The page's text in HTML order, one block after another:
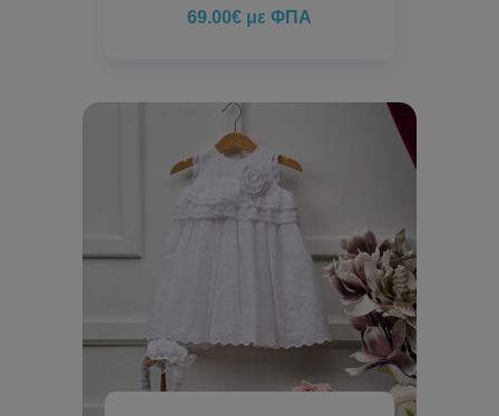
69.00€ με ΦΠΑ